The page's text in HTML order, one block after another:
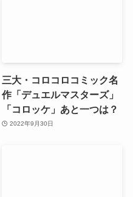
三大・コロコロコミック名
作「デュエルマスターズ」
「コロッケ」あと一つは？
2022年9月30日